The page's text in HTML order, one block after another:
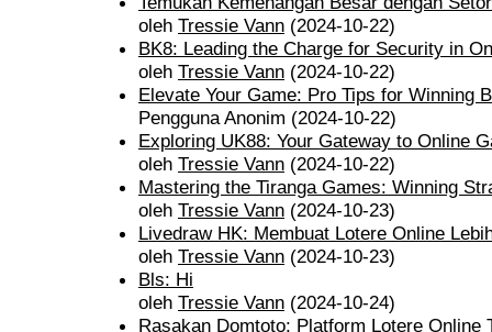
oleh Tressie Vann (2024-10-22)
BK8: Leading the Charge for Security in
oleh Tressie Vann (2024-10-22)
Elevate Your Game: Pro Tips for Winning
Pengguna Anonim (2024-10-22)
Exploring UK88: Your Gateway to Online
oleh Tressie Vann (2024-10-22)
Mastering the Tiranga Games: Winning
oleh Tressie Vann (2024-10-23)
Livedraw HK: Membuat Lotere Online
oleh Tressie Vann (2024-10-23)
Bls: Hi
oleh Tressie Vann (2024-10-24)
Rasakan Domtoto: Platform Lotere Online